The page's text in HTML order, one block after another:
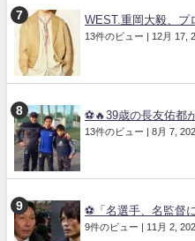
WEST.重岡大毅、プ
13件のビュー 12月 17,
⚽🔥39歳の長友佑都
13件のビュー 8月 7,
⚽「名選手、名監督
9件のビュー 11月 2,